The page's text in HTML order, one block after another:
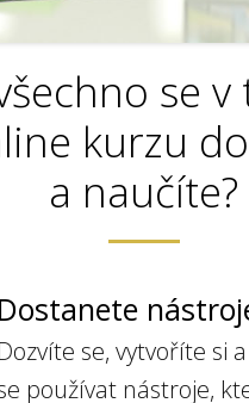
se
kurzu
a naučíte?
Dostanete
Dozvíte se, vytvoříte si
používat nástroje,